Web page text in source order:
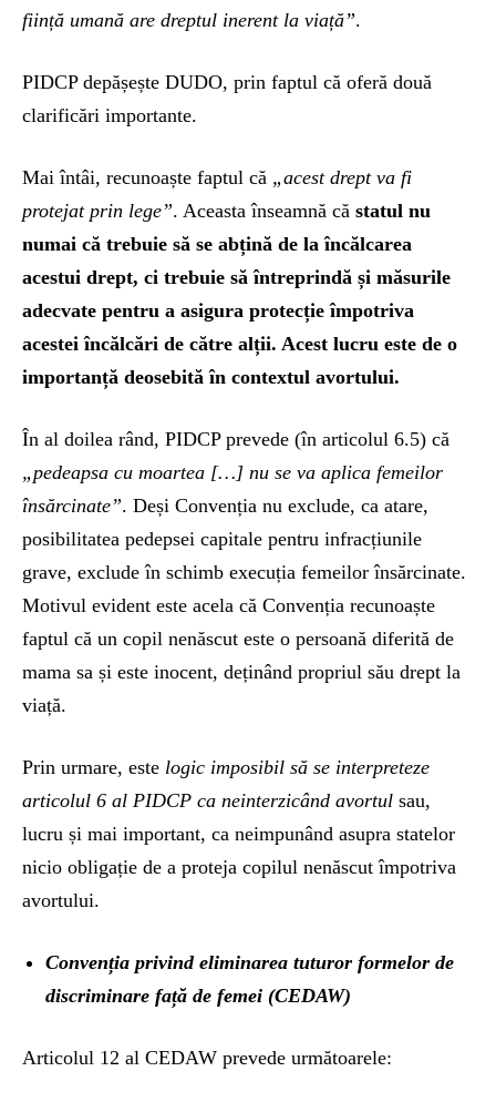
ființă umană are dreptul inerent la viață”.
PIDCP depășește DUDO, prin faptul că oferă două
clarificări importante.
Mai întâi, recunoaște faptul că „acest drept va fi
protejat prin lege”. Aceasta înseamnă că statul nu
numai că trebuie să se abțină de la încălcarea
acestui drept, ci trebuie să întreprindă și măsurile
adecvate pentru a asigura protecție împotriva
acestei încălcări de către alții. Acest lucru este de o
importanță deosebită în contextul avortului.
În al doilea rând, PIDCP prevede (în articolul 6.5) că
„pedeapsa cu moartea […] nu se va aplica femeilor
însărcinate”. Deși Convenția nu exclude, ca atare,
posibilitatea pedepsei capitale pentru infracțiunile
grave, exclude în schimb execuția femeilor însărcinate.
Motivul evident este acela că Convenția recunoaște
faptul că un copil nenăscut este o persoană diferită de
mama sa și este inocent, deținând propriul său drept la
viață.
Prin urmare, este logic imposibil să se interpreteze
articolul 6 al PIDCP ca neinterzicând avortul sau,
lucru și mai important, ca neimpunând asupra statelor
nicio obligație de a proteja copilul nenăscut împotriva
avortului.
Convenția privind eliminarea tuturor formelor de
discriminare față de femei (CEDAW)
Articolul 12 al CEDAW prevede următoarele: